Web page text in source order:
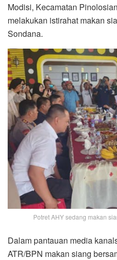
Modisi, Kecamatan
melakukan istirahat makan
Sondana.
Potret AHY sedang makan
Dalam pantauan media
ATR/BPN makan siang